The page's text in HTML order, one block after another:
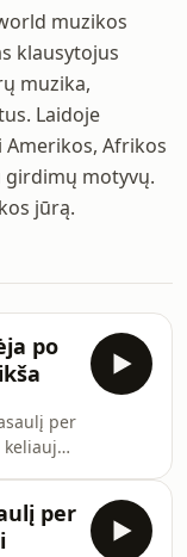
muzikos
klausytojus
muzika,
Laidoje
Afrikos
girdimų motyvų.
jūrą.
po
per
keliauja
per